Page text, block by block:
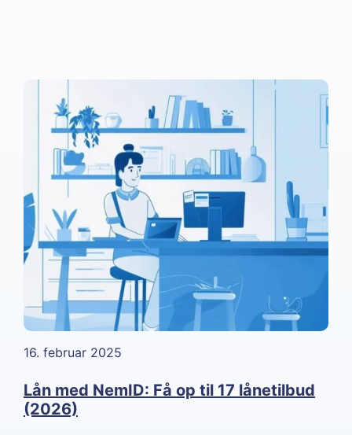
16. februar 2025
Lån med NemID: Få op til 17 lånetilbud
(2026)